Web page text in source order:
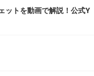
ットを動画で解説！公式Y